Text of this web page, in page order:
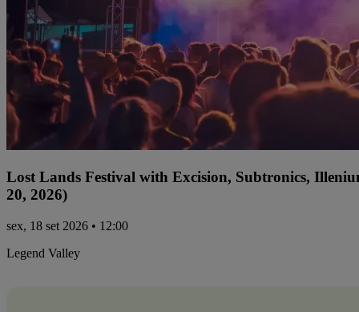
Lost Lands Festival with Excision, Subtronics,
20, 2026)
sex, 18 set 2026 • 12:00
Legend Valley